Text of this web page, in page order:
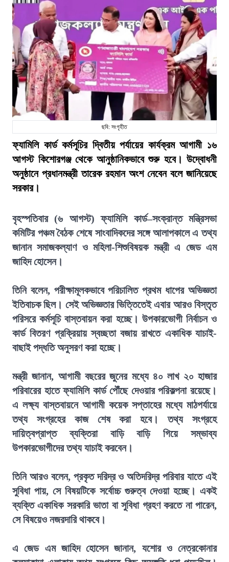
ছবি: সংগৃহীত
ফ্যামিলি কার্ড কর্মসূচির দ্বিতীয় পর্যায়ের কার্যক্রম আগামী ১৬
আগস্ট কিশোরগঞ্জ থেকে আনুষ্ঠানিকভাবে শুরু হবে। উদ্বোধনী
অনুষ্ঠানে প্রধানমন্ত্রী তারেক রহমান অংশ নেবেন বলে জানিয়েছে
সরকার।
বৃহস্পতিবার (৬ আগস্ট) ফ্যামিলি কার্ড–সংক্রান্ত মন্ত্রিসভা
কমিটির পঞ্চম বৈঠক শেষে সাংবাদিকদের সঙ্গে আলাপকালে এ তথ্য
জানান সমাজকল্যাণ ও মহিলা-শিশুবিষয়ক মন্ত্রী এ জেড এম
জাহিদ হোসেন।
তিনি বলেন, পরীক্ষামূলকভাবে পরিচালিত প্রথম ধাপের অভিজ্ঞতা
ইতিবাচক ছিল। সেই অভিজ্ঞতার ভিত্তিতেই এবার আরও বিস্তৃত
পরিসরে কর্মসূচি বাস্তবায়ন করা হচ্ছে। উপকারভোগী নির্বাচন ও
কার্ড বিতরণ প্রক্রিয়ায় স্বচ্ছতা বজায় রাখতে একাধিক যাচাই-
বাছাই পদ্ধতি অনুসরণ করা হচ্ছে।
মন্ত্রী জানান, আগামী বছরের জুনের মধ্যে ৪০ লাখ ২০ হাজার
পরিবারের হাতে ফ্যামিলি কার্ড পৌঁছে দেওয়ার পরিকল্পনা রয়েছে।
এ লক্ষ্য বাস্তবায়নে আগামী কয়েক সপ্তাহের মধ্যে মাঠপর্যায়ে
তথ্য সংগ্রহের কাজ শেষ করা হবে। তথ্য সংগ্রহে
দায়িত্বপ্রাপ্ত ব্যক্তিরা বাড়ি বাড়ি গিয়ে সম্ভাব্য
উপকারভোগীদের তথ্য যাচাই করবেন।
তিনি আরও বলেন, প্রকৃত দরিদ্র ও অতিদরিদ্র পরিবার যাতে এই
সুবিধা পায়, সে বিষয়টিকে সর্বোচ্চ গুরুত্ব দেওয়া হচ্ছে। একই
ব্যক্তি একাধিক সরকারি ভাতা বা সুবিধা গ্রহণ করতে না পারেন,
সে বিষয়েও নজরদারি থাকবে।
এ জেড এম জাহিদ হোসেন জানান, যশোর ও নেত্রকোনার